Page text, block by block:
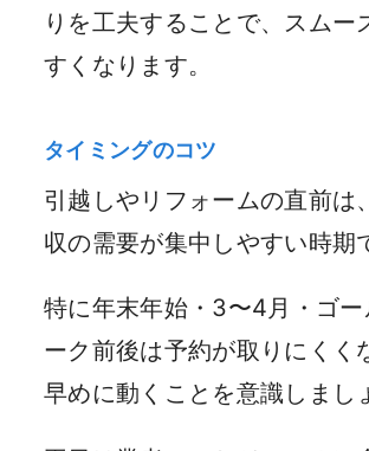
りを工夫することで、スムー
すくなります。
タイミングのコツ
引越しやリフォームの直前は
収の需要が集中しやすい時期
特に年末年始・3〜4月・ゴー
ーク前後は予約が取りにくく
早めに動くことを意識しまし